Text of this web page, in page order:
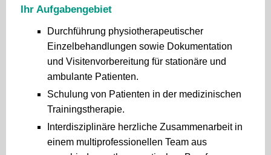
Ihr Aufgabengebiet
Durchführung physiotherapeutischer
Einzelbehandlungen sowie Dokumentation
und Visitenvorbereitung für stationäre und
ambulante Patienten.
Schulung von Patienten in der medizinischen
Trainingstherapie.
Interdisziplinäre herzliche Zusammenarbeit in
einem multiprofessionellen Team aus